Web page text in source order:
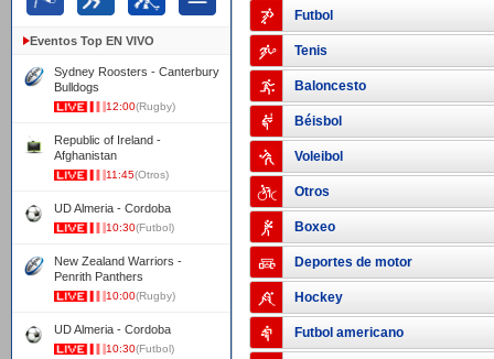
Eventos Top EN VIVO
Sydney Roosters - Canterbury
Bulldogs
12:00(Rugby)
Republic of Ireland -
Afghanistan
11:45(Otros)
UD Almeria - Cordoba
10:30(Futbol)
New Zealand Warriors -
Penrith Panthers
10:00(Rugby)
UD Almeria - Cordoba
10:30(Futbol)
Futbol
Tenis
Baloncesto
Béisbol
Voleibol
Otros
Boxeo
Deportes de motor
Hockey
Futbol americano